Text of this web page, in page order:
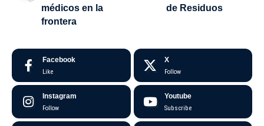
médicos en la
frontera
de Residuos
Facebook
Like
X
Follow
Instagram
Follow
Youtube
Subscribe